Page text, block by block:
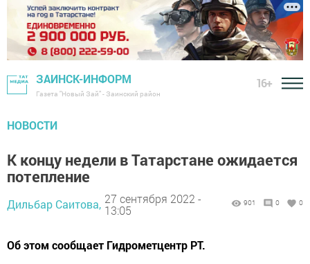
ЗАИНСК-ИНФОРМ
Газета "Новый Зай" - Заинский район
16+
НОВОСТИ
К концу недели в Татарстане ожидается
потепление
Дильбар Саитова, 27 сентября 2022 -
13:05
901 0 0
Об этом сообщает Гидрометцентр РТ.